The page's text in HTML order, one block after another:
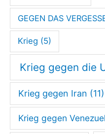
GEGEN DAS
Krieg (5)
Krieg gegen die
Krieg gegen Iran (11)
Krieg gegen